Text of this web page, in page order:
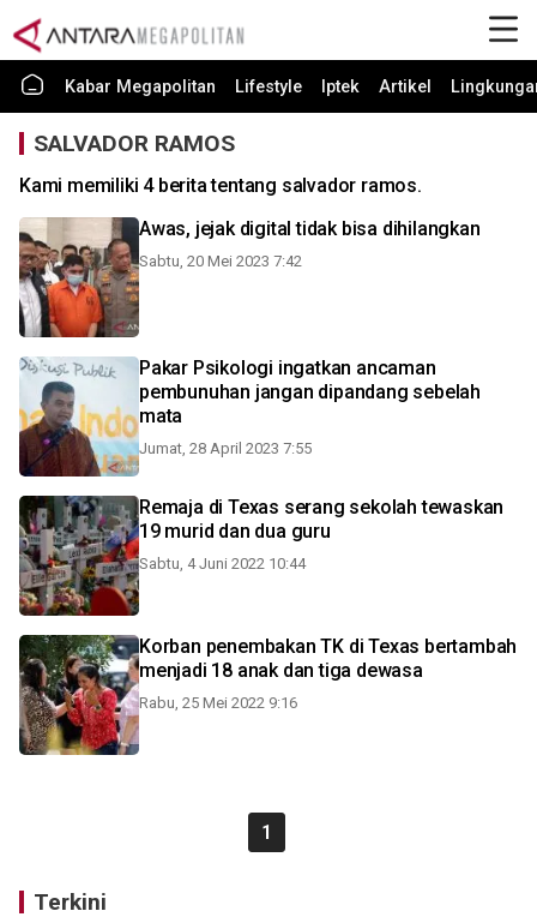
Kabar Megapolitan Lifestyle Iptek Artikel
SALVADOR RAMOS
Kami memiliki 4 berita tentang salvador ramos.
Awas, jejak digital tidak bisa dihilangkan
Sabtu, 20 Mei 2023 7:42
Pakar Psikologi ingatkan ancaman
pembunuhan jangan dipandang sebelah
mata
Jumat, 28 April 2023 7:55
Remaja di Texas serang sekolah tewaskan
19 murid dan dua guru
Sabtu, 4 Juni 2022 10:44
Korban penembakan TK di Texas bertambah
menjadi 18 anak dan tiga dewasa
Rabu, 25 Mei 2022 9:16
1
Terkini